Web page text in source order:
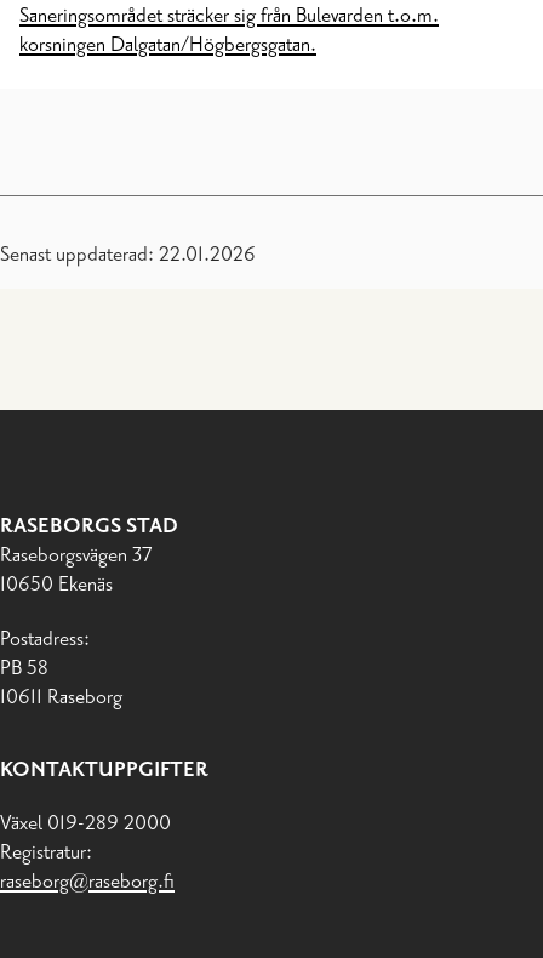
Saneringsområdet sträcker sig från Bulevarden t.o.m.
korsningen Dalgatan/Högbergsgatan.
Senast uppdaterad: 22.01.2026
RASEBORGS STAD
Raseborgsvägen 37
10650 Ekenäs
Postadress:
PB 58
10611 Raseborg
KONTAKTUPPGIFTER
Växel 019-289 2000
Registratur:
raseborg@raseborg.fi